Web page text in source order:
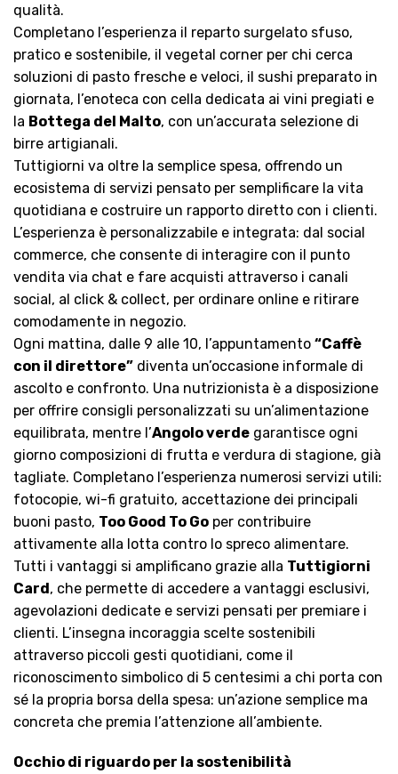
qualità.
Completano l’esperienza il reparto surgelato sfuso,
pratico e sostenibile, il vegetal corner per chi cerca
soluzioni di pasto fresche e veloci, il sushi preparato in
giornata, l’enoteca con cella dedicata ai vini pregiati e
la Bottega del Malto, con un’accurata selezione di
birre artigianali.
Tuttigiorni va oltre la semplice spesa, offrendo un
ecosistema di servizi pensato per semplificare la vita
quotidiana e costruire un rapporto diretto con i clienti.
L’esperienza è personalizzabile e integrata: dal social
commerce, che consente di interagire con il punto
vendita via chat e fare acquisti attraverso i canali
social, al click & collect, per ordinare online e ritirare
comodamente in negozio.
Ogni mattina, dalle 9 alle 10, l’appuntamento “Caffè
con il direttore” diventa un’occasione informale di
ascolto e confronto. Una nutrizionista è a disposizione
per offrire consigli personalizzati su un’alimentazione
equilibrata, mentre l’Angolo verde garantisce ogni
giorno composizioni di frutta e verdura di stagione, già
tagliate. Completano l’esperienza numerosi servizi utili:
fotocopie, wi-fi gratuito, accettazione dei principali
buoni pasto, Too Good To Go per contribuire
attivamente alla lotta contro lo spreco alimentare.
Tutti i vantaggi si amplificano grazie alla Tuttigiorni
Card, che permette di accedere a vantaggi esclusivi,
agevolazioni dedicate e servizi pensati per premiare i
clienti. L’insegna incoraggia scelte sostenibili
attraverso piccoli gesti quotidiani, come il
riconoscimento simbolico di 5 centesimi a chi porta con
sé la propria borsa della spesa: un’azione semplice ma
concreta che premia l’attenzione all’ambiente.
Occhio di riguardo per la sostenibilità